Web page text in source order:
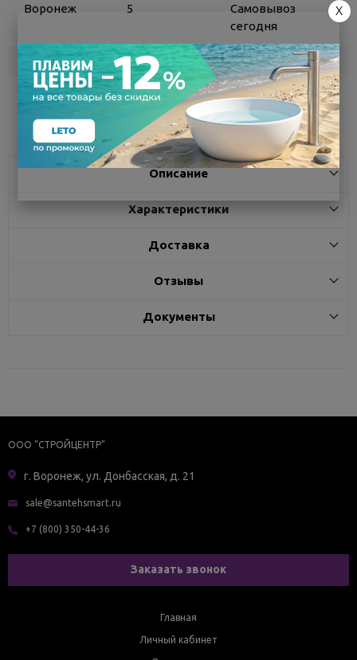
Воронеж 5
Самовывоз
сегодня
Белгород под заказ 3 - 7 дней
Поделиться
Описание
Характеристики
Доставка
Отзывы
Документы
ООО "СТРОЙЦЕНТР"
г. Воронеж, ул. Донбасская, д. 21
sale@santehsmart.ru
+7 (800) 350-44-36
Заказать звонок
Главная
Личный кабинет
X